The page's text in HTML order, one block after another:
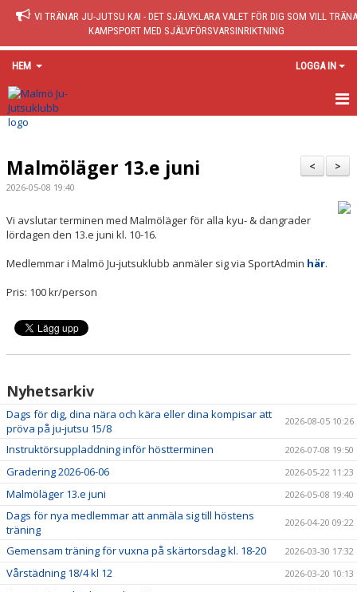
VI TRÄNAR JU-JUTSU KAI - DET SJÄLVKLARA VALET FÖR DIG SOM VILL TRÄNA
KAMPSPORT MED SJÄLVFÖRSVARSINRIKTNING
HEM LOGGA IN
HEM
BÖRJA TRÄNA
KALENDER
KLUBBEN
BUTIK
>
<
Malmöläger 13.e juni
2026-05-08 19:40
Vi avslutar terminen med Malmöläger för alla kyu- & dangrader
lördagen den 13.e juni kl. 10-16.
Medlemmar i Malmö Ju-jutsuklubb anmäler sig via SportAdmin här.
Pris: 100 kr/person
Nyhetsarkiv
Dags för dig, dina nära och kära eller dina kompisar att
pröva på ju-jutsu 15/8
2026-08-05 10:26
Instruktörsuppladdning inför höstterminen 2026-07-08 19:50
Gradering 2026-06-06 2026-05-22 11:23
Malmöläger 13.e juni 2026-05-08 19:40
Dags för nya medlemmar att anmäla sig till höstens
träning
2026-04-20 09:22
Gemensam träning för vuxna på skärtorsdag kl. 18-20 2026-03-30 17:32
Vårstädning 18/4 kl 12 2026-03-20 10:13